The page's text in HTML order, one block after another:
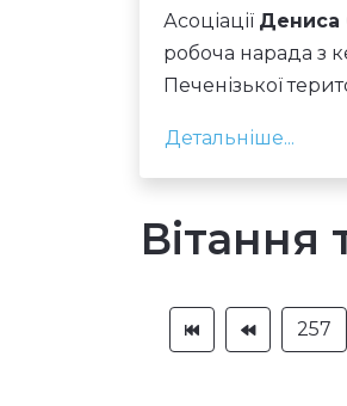
Асоціації Дениса
робоча нарада з
Печенізької
Детальніше...
Вітання
257